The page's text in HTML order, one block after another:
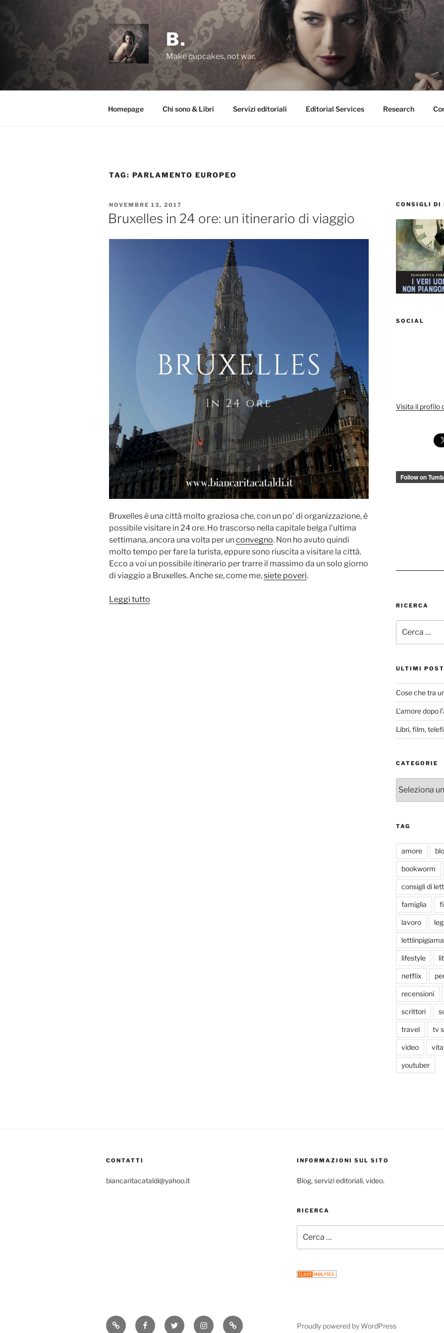
B.
Make cupcakes, not war.
Homepage Chi sono & Libri Servizi editoriali Editorial Services Research
TAG: PARLAMENTO EUROPEO
PUBBLICATO
IL
NOVEMBRE 13, 2017
Bruxelles in 24 ore: un itinerario di viaggio
Bruxelles è una città molto graziosa che, con un po’ di organizzazione, è
possibile visitare in 24 ore. Ho trascorso nella capitale belga l’ultima
settimana, ancora una volta per unconvegno. Non ho avuto quindi
molto tempo per fare la turista, eppure sono riuscita a visitare la città.
Ecco a voi un possibile itinerario per trarre il massimo da un solo giorno
di viaggio a Bruxelles. Anche se, come me,siete poveri.
Leggi tutto
CONSIGLI DI
SOCIAL
Visita il profilo
RICERCA
ULTIMI POST
Cose che tra
L’amore dopo
Libri, film,
CATEGORIE
TAG
amore
bookworm
consigli di
famiglia
lavoro
lettiinpigiama
lifestyle
netflix
recensioni
scrittori
travel tv
video vita
youtuber
CONTATTI
biancaritacataldi@yahoo.it
INFORMAZIONI SUL SITO
Blog, servizi editoriali, video.
RICERCA
Consigli FacebookTwitter InstagramEmail Proudly powered by WordPress